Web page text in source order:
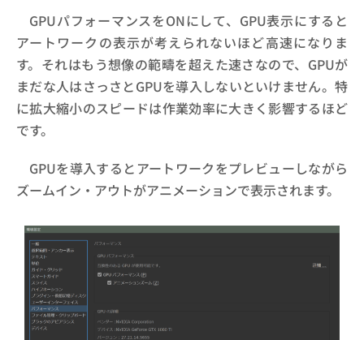
GPUパフォーマンスをONにして、GPU表示にすると
アートワークの表示が考えられないほど高速になりま
す。それはもう想像の範疇を超えた速さなので、GPUが
まだな人はさっさとGPUを導入しないといけません。特
に拡大縮小のスピードは作業効率に大きく影響するほど
です。
GPUを導入するとアートワークをプレビューしながら
ズームイン・アウトがアニメーションで表示されます。